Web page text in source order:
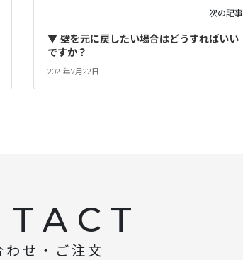
次の記事
▼ 壁を元に戻したい場合はどうすればいい
ですか？
2021年7月22日
わせ・ご注文